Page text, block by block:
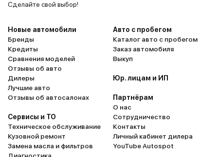
Сделайте свой выбор!
Новые автомобили
Бренды
Кредиты
Сравнения моделей
Отзывы об авто
Дилеры
Лучшие авто
Отзывы об автосалонах
Сервисы и ТО
Техническое обслуживание
Кузовной ремонт
Замена масла и фильтров
Авто с пробегом
Каталог авто с пробегом
Заказ автомобиля
Выкуп
Юр. лицам и ИП
Партнёрам
О нас
Сотрудничество
Контакты
Личный кабинет дилера
YouTube Autospot